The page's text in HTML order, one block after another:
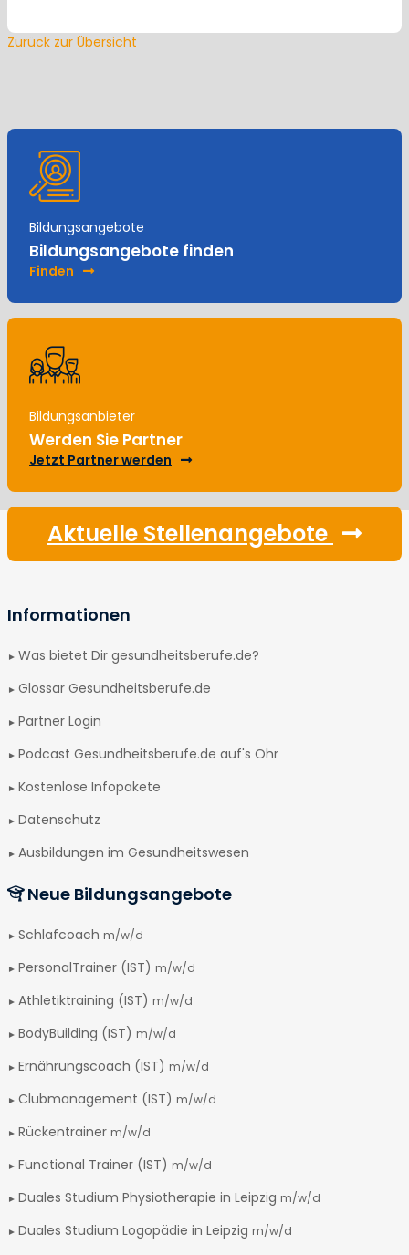
Zurück zur Übersicht
Bildungsangebote
Bildungsangebote finden
Finden
Bildungsanbieter
Werden Sie Partner
Jetzt Partner werden
Aktuelle Stellenangebote
Informationen
Was bietet Dir gesundheitsberufe.de?
Glossar Gesundheitsberufe.de
Partner Login
Podcast Gesundheitsberufe.de auf's Ohr
Kostenlose Infopakete
Datenschutz
Ausbildungen im Gesundheitswesen
Neue Bildungsangebote
Schlafcoach m/w/d
PersonalTrainer (IST) m/w/d
Athletiktraining (IST) m/w/d
BodyBuilding (IST) m/w/d
Ernährungscoach (IST) m/w/d
Clubmanagement (IST) m/w/d
Rückentrainer m/w/d
Functional Trainer (IST) m/w/d
Duales Studium Physiotherapie in Leipzig m/w/d
Duales Studium Logopädie in Leipzig m/w/d